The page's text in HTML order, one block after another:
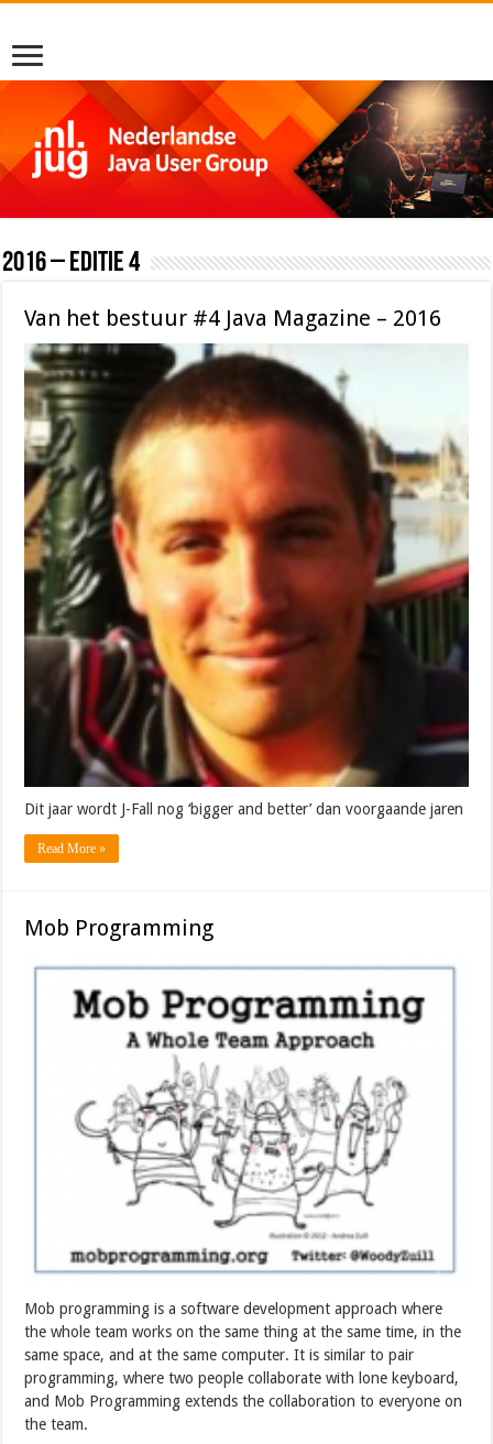
2016 – editie 4
Van het bestuur #4 Java Magazine – 2016
Dit jaar wordt J-Fall nog ‘bigger and better’ dan voorgaande jaren
Read More »
Mob Programming
Mob programming is a software development approach where
the whole team works on the same thing at the same time, in the
same space, and at the same computer. It is similar to pair
programming, where two people collaborate with lone keyboard,
and Mob Programming extends the collaboration to everyone on
the team.